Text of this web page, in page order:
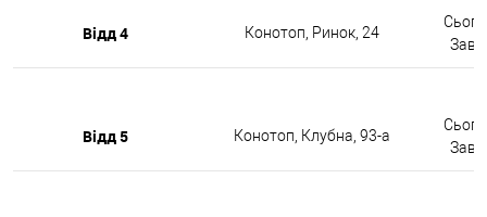
Відд 4 Конотоп, Ринок, 24
Відд 5 Конотоп, Клубна, 93-а